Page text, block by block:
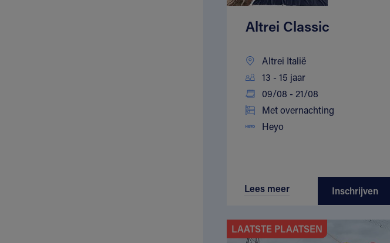
Altrei Classic
Altrei Italië
13 - 15 jaar
09/08 - 21/08
Met overnachting
Heyo
Lees meer Inschrijven
LAATSTE PLAATSEN